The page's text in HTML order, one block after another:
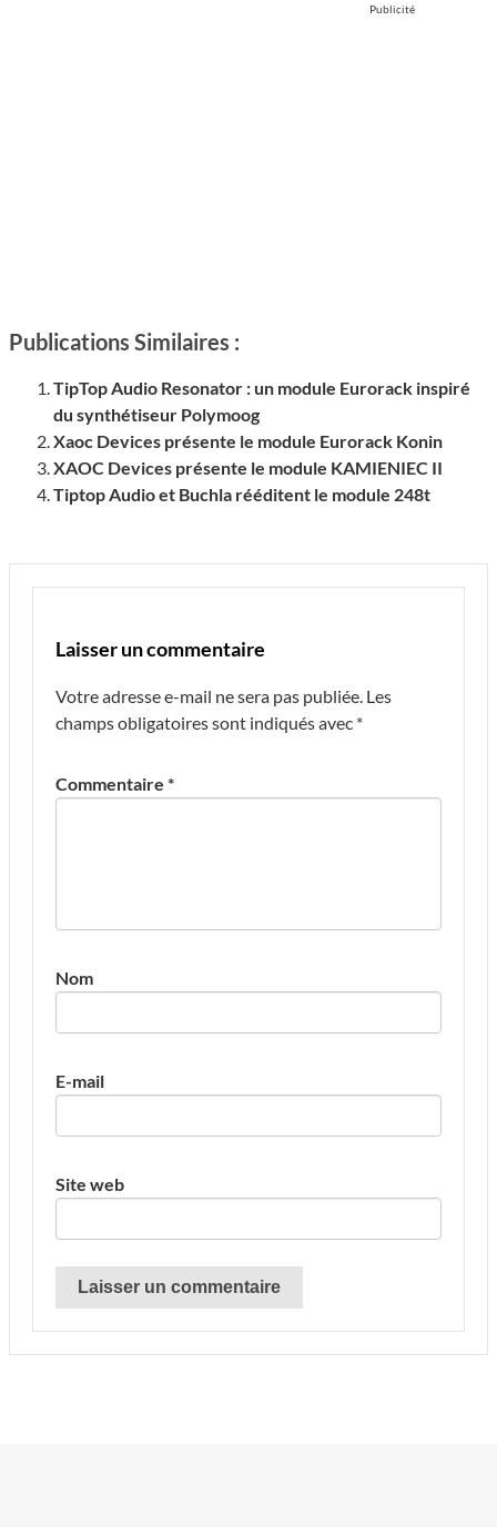
Publicité
Publications Similaires :
TipTop Audio Resonator : un module Eurorack inspiré
du synthétiseur Polymoog
Xaoc Devices présente le module Eurorack Konin
XAOC Devices présente le module KAMIENIEC II
Tiptop Audio et Buchla rééditent le module 248t
Laisser un commentaire
Votre adresse e-mail ne sera pas publiée. Les
champs obligatoires sont indiqués avec *
Commentaire *
Nom
E-mail
Site web